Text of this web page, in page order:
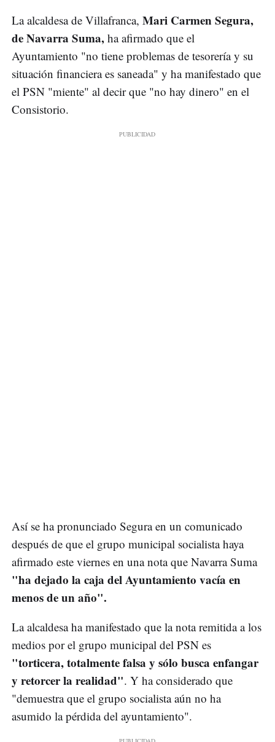
La alcaldesa de Villafranca, Mari Carmen Segura,
de Navarra Suma, ha afirmado que el
Ayuntamiento "no tiene problemas de tesorería y su
situación financiera es saneada" y ha manifestado que
el PSN "miente" al decir que "no hay dinero" en el
Consistorio.
Así se ha pronunciado Segura en un comunicado
después de que el grupo municipal socialista haya
afirmado este viernes en una nota que Navarra Suma
"ha dejado la caja del Ayuntamiento vacía en
menos de un año".
La alcaldesa ha manifestado que la nota remitida a los
medios por el grupo municipal del PSN es
"torticera, totalmente falsa y sólo busca enfangar
y retorcer la realidad". Y ha considerado que
"demuestra que el grupo socialista aún no ha
asumido la pérdida del ayuntamiento".